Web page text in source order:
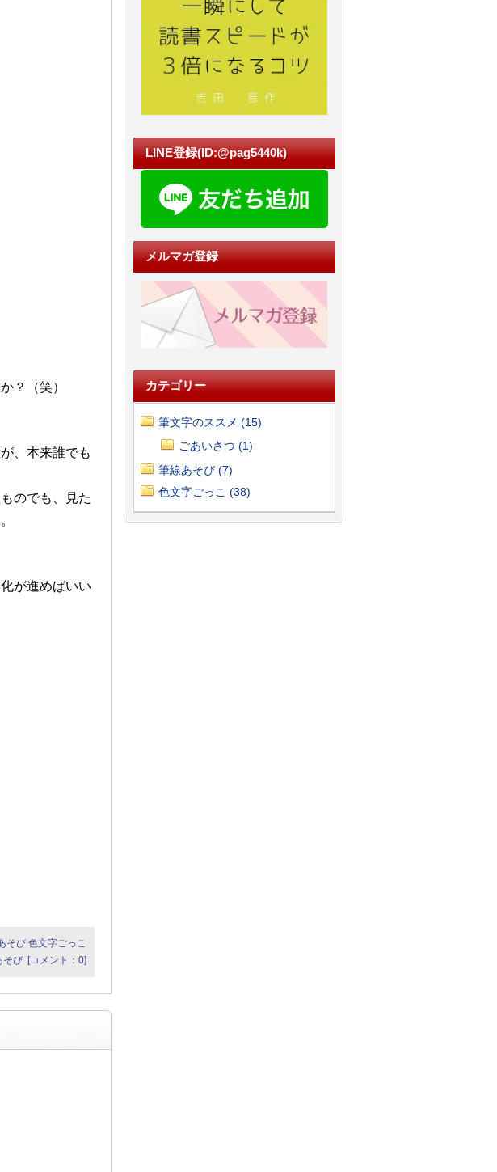
？（笑）
、本来誰でも
のでも、見た
が進めばいい
そび 色文字ごっこ
そび [コメント：0]
LINE登録(ID:@pag5440k)
メルマガ登録
カテゴリー
筆文字のススメ (15)
ごあいさつ (1)
筆線あそび (7)
色文字ごっこ (38)